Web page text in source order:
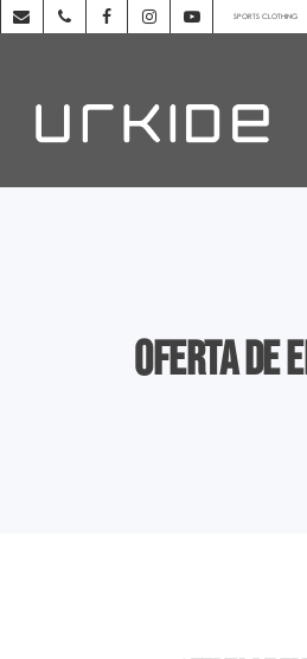
SPORTS CLOTHING
Oferta de